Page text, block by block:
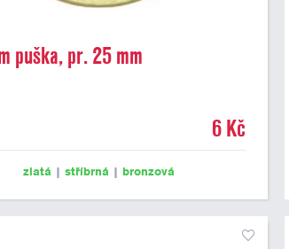
puška, pr. 25 mm
6 Kč
zlatá | stříbrná | bronzová